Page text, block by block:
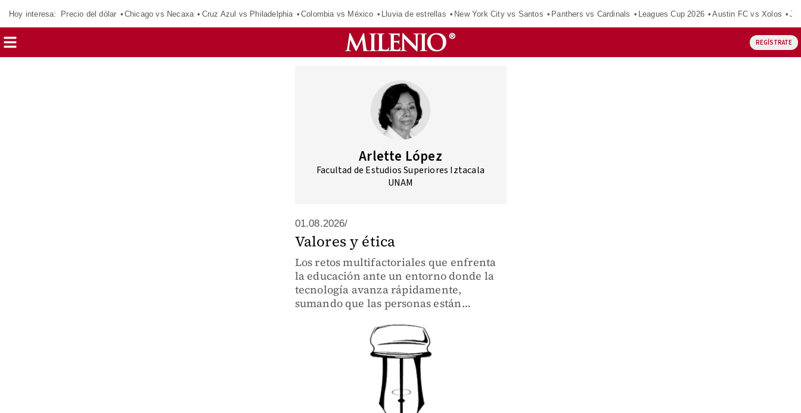
Hoy interesa: Precio del dólar Chicago vs Necaxa Cruz Azul vs Philadelphia Colombia vs México Lluvia de estrellas New York City vs Santos Panthers vs Cardinals Leagues Cup 2026 Austin FC vs Xolos
REGÍSTRATE
Arlette López
Facultad de Estudios Superiores Iztacala
UNAM
01.08.2026/
Valores y ética
Los retos multifactoriales que enfrenta
la educación ante un entorno donde la
tecnología avanza rápidamente,
sumando que las personas están